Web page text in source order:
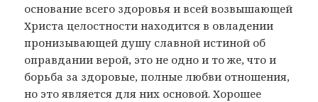
основание всего здоровья и всей возвышающей
Христа целостности находится в овладении
пронизывающей душу славной истиной об
оправдании верой, это не одно и то же, что и
борьба за здоровые, полные любви отношения,
но это является для них основой. Хорошее